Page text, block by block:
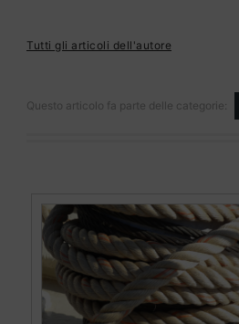
Tutti gli articoli dell'autore
Questo articolo fa parte delle categorie: